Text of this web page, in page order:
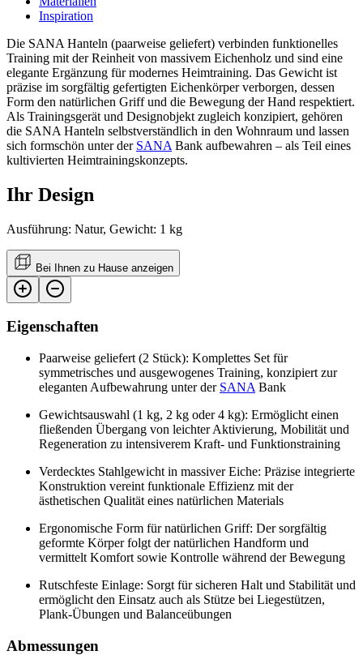
Inspiration
Die SANA Hanteln (paarweise geliefert) verbinden funktionelles
Training mit der Reinheit von massivem Eichenholz und sind eine
elegante Ergänzung für modernes Heimtraining. Das Gewicht ist
präzise im sorgfältig gefertigten Eichenkörper verborgen, dessen
Form den natürlichen Griff und die Bewegung der Hand respektiert.
Als Trainingsgerät und Designobjekt zugleich konzipiert, gehören
die SANA Hanteln selbstverständlich in den Wohnraum und lassen
sich formschön unter der SANA Bank aufbewahren – als Teil eines
kultivierten Heimtrainingskonzepts.
Ihr Design
Ausführung: Natur, Gewicht: 1 kg
Bei Ihnen zu Hause anzeigen
Eigenschaften
Paarweise geliefert (2 Stück): Komplettes Set für
symmetrisches und ausgewogenes Training, konzipiert zur
eleganten Aufbewahrung unter der SANA Bank
Gewichtsauswahl (1 kg, 2 kg oder 4 kg): Ermöglicht einen
fließenden Übergang von leichter Aktivierung, Mobilität und
Regeneration zu intensiverem Kraft- und Funktionstraining
Verdecktes Stahlgewicht in massiver Eiche: Präzise integrierte
Konstruktion vereint funktionale Effizienz mit der
ästhetischen Qualität eines natürlichen Materials
Ergonomische Form für natürlichen Griff: Der sorgfältig
geformte Körper folgt der natürlichen Handform und
vermittelt Komfort sowie Kontrolle während der Bewegung
Rutschfeste Einlage: Sorgt für sicheren Halt und Stabilität und
ermöglicht den Einsatz auch als Stütze bei Liegestützen,
Plank-Übungen und Balanceübungen
Abmessungen